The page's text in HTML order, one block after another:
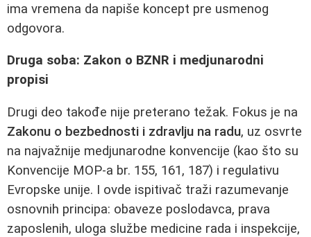
ima vremena da napiše koncept pre usmenog
odgovora.
Druga soba: Zakon o BZNR i medjunarodni
propisi
Drugi deo takođe nije preterano težak. Fokus je na
Zakonu o bezbednosti i zdravlju na radu, uz osvrte
na najvažnije medjunarodne konvencije (kao što su
Konvencije MOP-a br. 155, 161, 187) i regulativu
Evropske unije. I ovde ispitivač traži razumevanje
osnovnih principa: obaveze poslodavca, prava
zaposlenih, uloga službe medicine rada i inspekcije,